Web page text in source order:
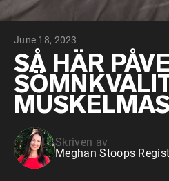
Shop All
VEGAN PROTEIN Best
Ärtprotein
Jordnötssmör
Ekologiskt
June 18, 2023
SÅ HÄR
Skriven av
Meghan Stoops